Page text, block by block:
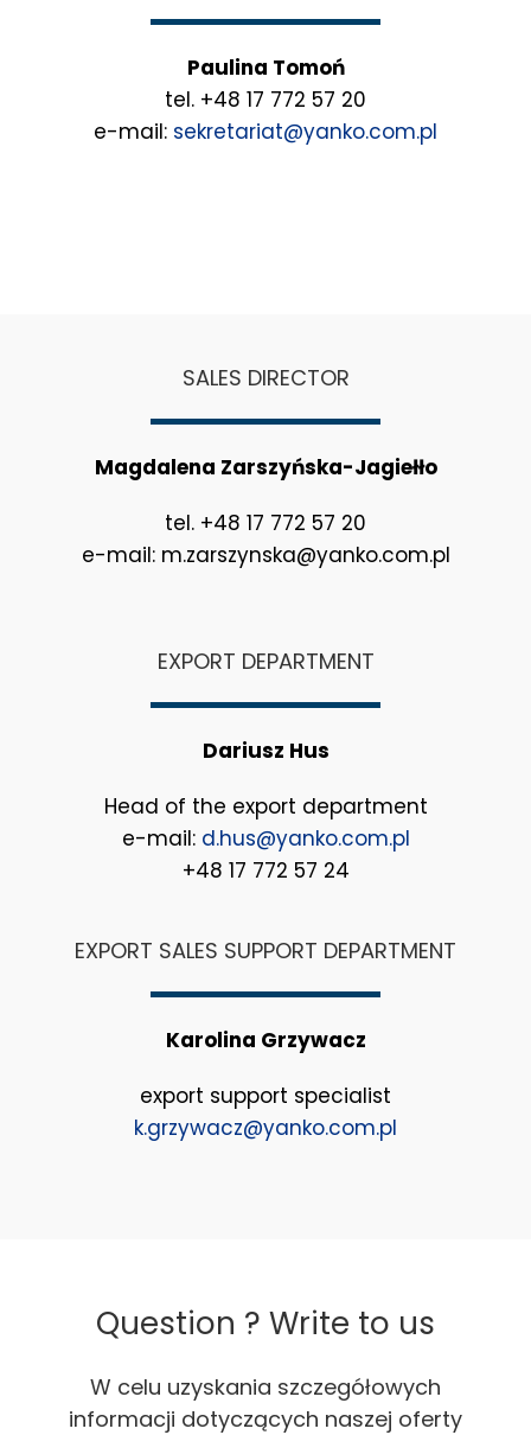
Paulina Tomoń
tel. +48 17 772 57 20
e-mail: sekretariat@yanko.com.pl
SALES DIRECTOR
Magdalena Zarszyńska-Jagiełło
tel. +48 17 772 57 20
e-mail: m.zarszynska@yanko.com.pl
EXPORT DEPARTMENT
Dariusz Hus
Head of the export department
e-mail: d.hus@yanko.com.pl
+48 17 772 57 24
EXPORT SALES SUPPORT DEPARTMENT
Karolina Grzywacz
export support specialist
k.grzywacz@yanko.com.pl
Question ? Write to us
W celu uzyskania szczegółowych
informacji dotyczących naszej oferty